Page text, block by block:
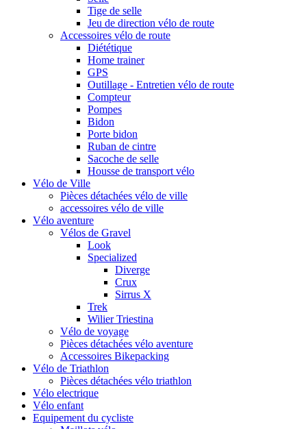
Tige de selle
Jeu de direction vélo de route
Accessoires vélo de route
Diététique
Home trainer
GPS
Outillage - Entretien vélo de route
Compteur
Pompes
Bidon
Porte bidon
Ruban de cintre
Sacoche de selle
Housse de transport vélo
Vélo de Ville
Pièces détachées vélo de ville
accessoires vélo de ville
Vélo aventure
Vélos de Gravel
Look
Specialized
Diverge
Crux
Sirrus X
Trek
Wilier Triestina
Vélo de voyage
Pièces détachées vélo aventure
Accessoires Bikepacking
Vélo de Triathlon
Pièces détachées vélo triathlon
Vélo electrique
Vélo enfant
Equipement du cycliste